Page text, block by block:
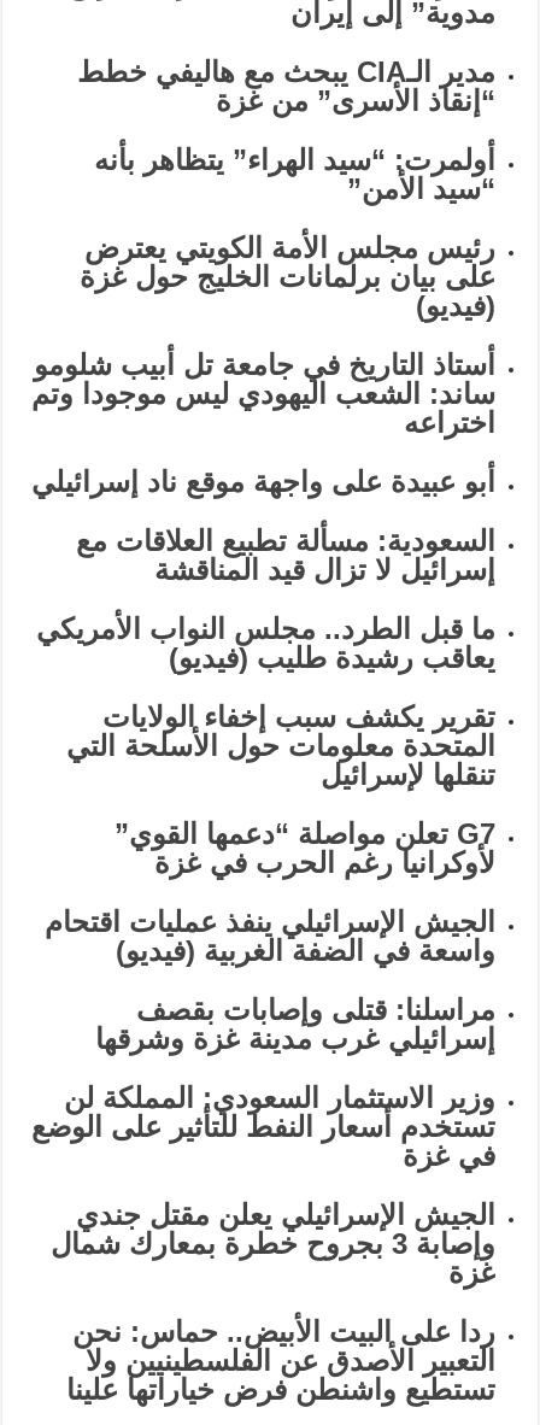
مدوية” إلى إيران
مدير الـCIA يبحث مع هاليفي خطط
“إنقاذ الأسرى” من غزة
أولمرت: “سيد الهراء” يتظاهر بأنه
“سيد الأمن”
رئيس مجلس الأمة الكويتي يعترض
على بيان برلمانات الخليج حول غزة
(فيديو)
أستاذ التاريخ في جامعة تل أبيب شلومو
ساند: الشعب اليهودي ليس موجودا وتم
اختراعه
أبو عبيدة على واجهة موقع ناد إسرائيلي
السعودية: مسألة تطبيع العلاقات مع
إسرائيل لا تزال قيد المناقشة
ما قبل الطرد.. مجلس النواب الأمريكي
يعاقب رشيدة طليب (فيديو)
تقرير يكشف سبب إخفاء الولايات
المتحدة معلومات حول الأسلحة التي
تنقلها لإسرائيل
G7 تعلن مواصلة “دعمها القوي”
لأوكرانيا رغم الحرب في غزة
الجيش الإسرائيلي ينفذ عمليات اقتحام
واسعة في الضفة الغربية (فيديو)
مراسلنا: قتلى وإصابات بقصف
إسرائيلي غرب مدينة غزة وشرقها
وزير الاستثمار السعودي: المملكة لن
تستخدم أسعار النفط للتأثير على الوضع
في غزة
الجيش الإسرائيلي يعلن مقتل جندي
وإصابة 3 بجروح خطرة بمعارك شمال
غزة
ردا على البيت الأبيض.. حماس: نحن
التعبير الأصدق عن الفلسطينيين ولا
تستطيع واشنطن فرض خياراتها علينا